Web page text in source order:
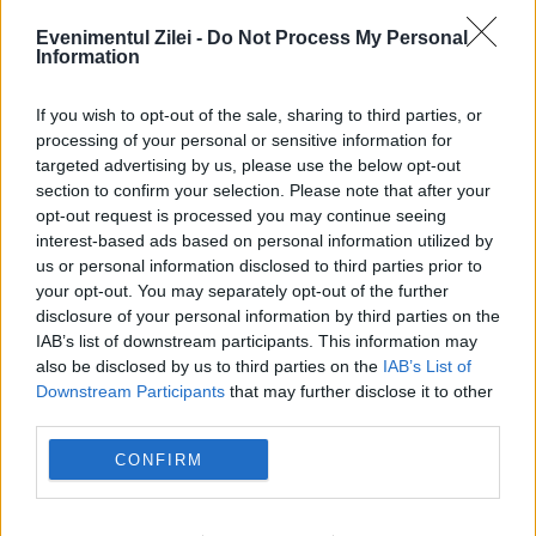
Evenimentul Zilei - Do Not Process My Personal
Information
If you wish to opt-out of the sale, sharing to third parties, or
processing of your personal or sensitive information for
targeted advertising by us, please use the below opt-out
section to confirm your selection. Please note that after your
opt-out request is processed you may continue seeing
interest-based ads based on personal information utilized by
us or personal information disclosed to third parties prior to
your opt-out. You may separately opt-out of the further
disclosure of your personal information by third parties on the
IAB’s list of downstream participants. This information may
also be disclosed by us to third parties on the IAB’s List of
Downstream Participants that may further disclose it to other
CONFIRM
Gino Iorgulescu